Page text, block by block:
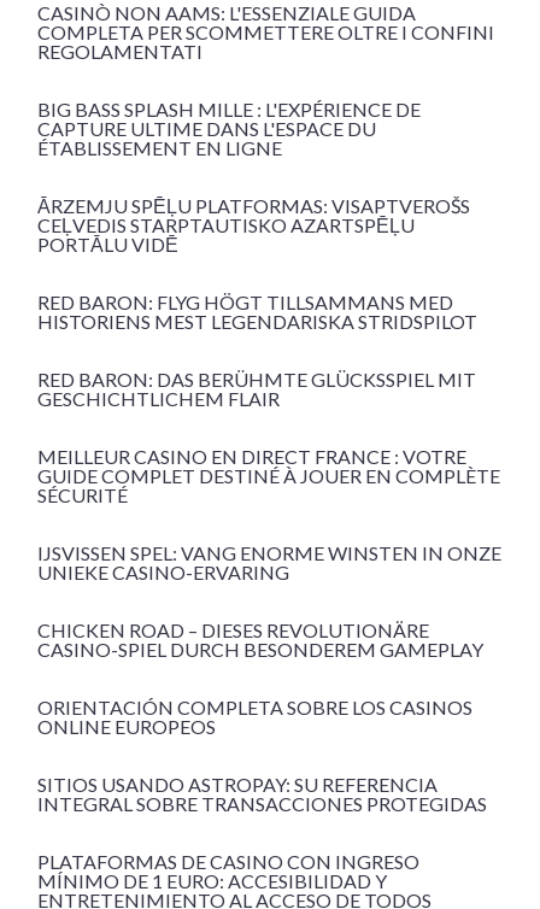
CASINÒ NON AAMS: L'ESSENZIALE GUIDA
COMPLETA PER SCOMMETTERE OLTRE I CONFINI
REGOLAMENTATI
BIG BASS SPLASH MILLE : L'EXPÉRIENCE DE
CAPTURE ULTIME DANS L'ESPACE DU
ÉTABLISSEMENT EN LIGNE
ĀRZEMJU SPĒĻU PLATFORMAS: VISAPTVEROŠS
CEĻVEDIS STARPTAUTISKO AZARTSPĒĻU
PORTĀLU VIDĒ
RED BARON: FLYG HÖGT TILLSAMMANS MED
HISTORIENS MEST LEGENDARISKA STRIDSPILOT
RED BARON: DAS BERÜHMTE GLÜCKSSPIEL MIT
GESCHICHTLICHEM FLAIR
MEILLEUR CASINO EN DIRECT FRANCE : VOTRE
GUIDE COMPLET DESTINÉ À JOUER EN COMPLÈTE
SÉCURITÉ
IJSVISSEN SPEL: VANG ENORME WINSTEN IN ONZE
UNIEKE CASINO-ERVARING
CHICKEN ROAD – DIESES REVOLUTIONÄRE
CASINO-SPIEL DURCH BESONDEREM GAMEPLAY
ORIENTACIÓN COMPLETA SOBRE LOS CASINOS
ONLINE EUROPEOS
SITIOS USANDO ASTROPAY: SU REFERENCIA
INTEGRAL SOBRE TRANSACCIONES PROTEGIDAS
PLATAFORMAS DE CASINO CON INGRESO
MÍNIMO DE 1 EURO: ACCESIBILIDAD Y
ENTRETENIMIENTO AL ACCESO DE TODOS